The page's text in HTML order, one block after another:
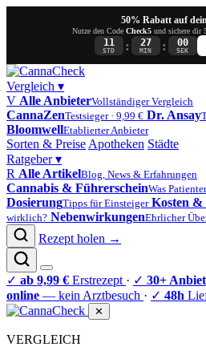
50% Rabatt auf
Nutze den Code Check5und sichere dir
11
STD : 27
MIN : 00
SEK
Vergleich ▾
V Alle AnbieterVollständiger Vergleich
CannaZenTestsieger · 9,99 € Dr. Ansay
BloomwellEtablierter Anbieter
Sorten & Preise Apotheken Städte
Ratgeber▾
R Alle ArtikelBlog, News & Erfahrungen
Cannabis & FührerscheinWas
DosierungTipps für Einsteiger Kosten &
wirklich? NebenwirkungenEhrlicher
Rezept holen →
✓ ab 9,99 € Erstrezept · ✓ 30+
online — kein Arztbesuch · ✓ 48h
✕
VERGLEICH